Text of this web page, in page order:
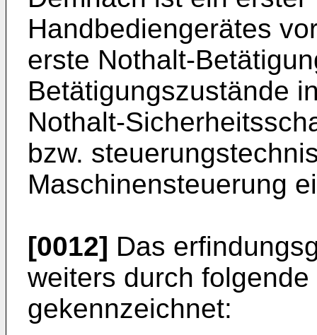
Handbediengerätes
erste Nothalt-
Betätigungszustände
Nothalt-
bzw.
Maschinensteuerung
[0012] Das
weiters durch
gekennzeichnet: